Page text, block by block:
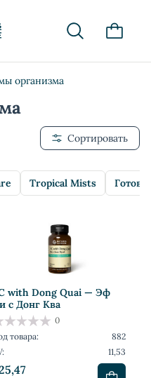
организма
Сортировать
Tropical Mists
with Dong Quai — Эф
с Донг Ква
0
товара:
882
11,53